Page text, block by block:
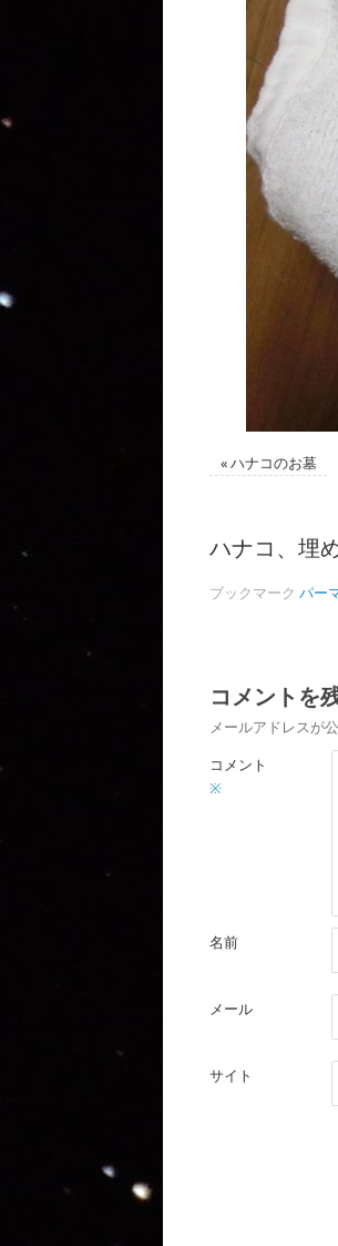
«ハナコのお墓
ハナコ、埋
ブックマーク パー
コメントを
メールアドレスが
コメント
※
名前
メール
サイト